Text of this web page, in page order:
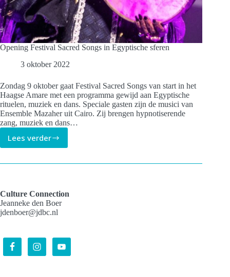
Opening Festival Sacred Songs in Egyptische sferen
3 oktober 2022
Zondag 9 oktober gaat Festival Sacred Songs van start in het
Haagse Amare met een programma gewijd aan Egyptische
rituelen, muziek en dans. Speciale gasten zijn de musici van
Ensemble Mazaher uit Cairo. Zij brengen hypnotiserende
zang, muziek en dans…
Lees verder
Opening
Sacred
Egyptische
sferen
Culture Connection
Jeanneke den Boer
jdenboer@jdbc.nl